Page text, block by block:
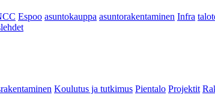
Espoo asuntokauppa asuntorakentaminen Infra
Koulutus ja tutkimus Pientalo Projektit